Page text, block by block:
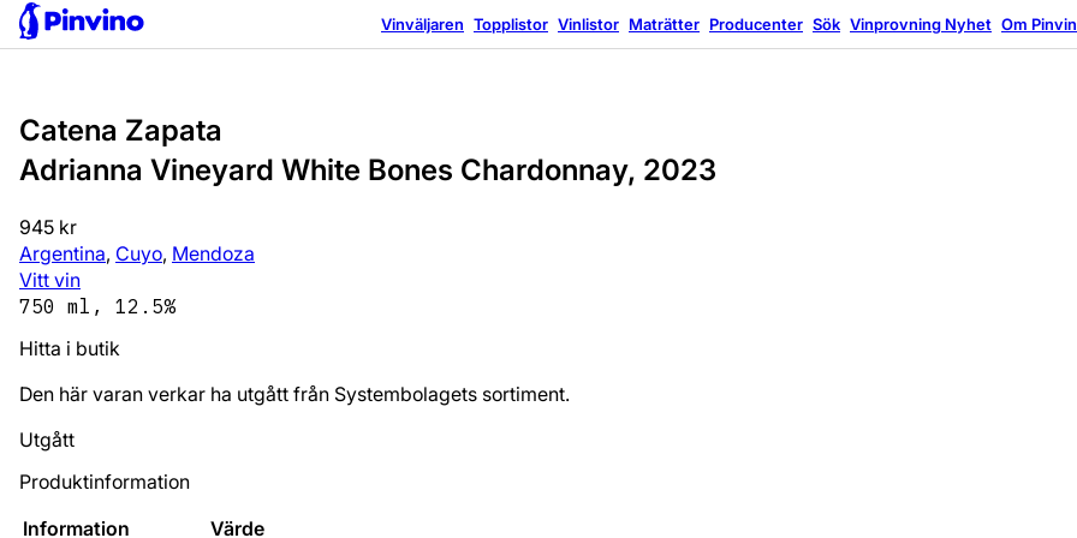
Vinväljaren Topplistor Vinlistor Maträtter Producenter Sök Vinprovning Nyhet Om
Catena Zapata
Adrianna Vineyard White Bones Chardonnay, 2023
945 kr
Argentina, Cuyo, Mendoza
Vitt vin
750 ml, 12.5%
Hitta i butik
Den här varan verkar ha utgått från Systembolagets sortiment.
Utgått
Produktinformation
Information
Värde